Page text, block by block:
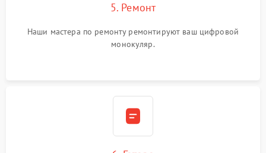
5. Ремонт
Наши мастера по ремонту ремонтируют ваш цифровой
монокуляр.